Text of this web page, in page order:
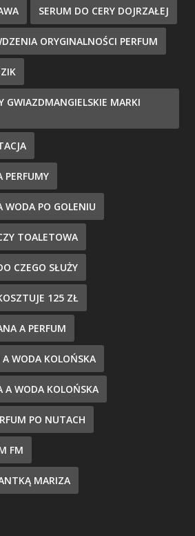
SERUM DO CERY DOJRZAŁEJ
ORYGINALNOŚCI PERFUM
GWIAZDMANGIELSKIE MARKI
PERFUMY
WODA PO GOLENIU
TOALETOWA
CZEGO SŁUŻY
125 ZŁ
A PERFUM
WODA KOLOŃSKA
A WODA KOLOŃSKA
PO NUTACH
FM
MARIZA